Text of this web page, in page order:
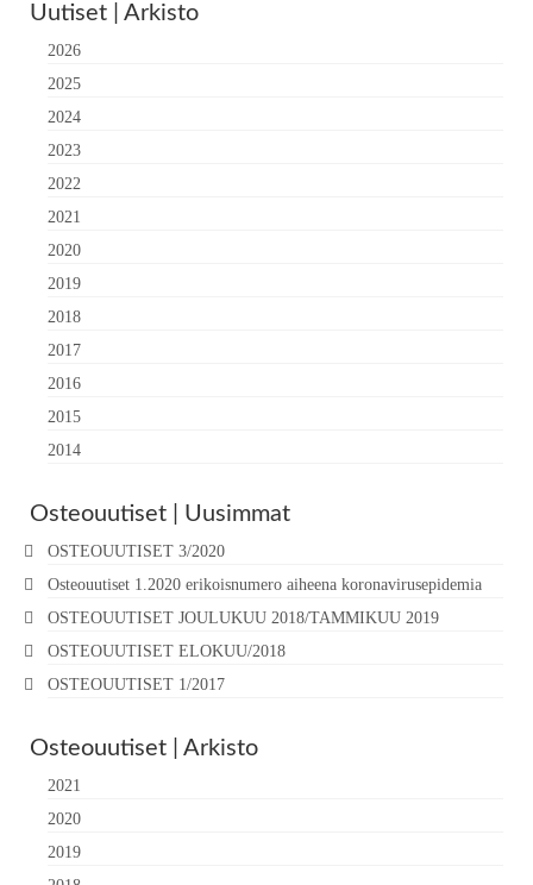
Uutiset | Arkisto
2026
2025
2024
2023
2022
2021
2020
2019
2018
2017
2016
2015
2014
Osteouutiset | Uusimmat
OSTEOUUTISET 3/2020
Osteouutiset 1.2020 erikoisnumero aiheena koronavirusepidemia
OSTEOUUTISET JOULUKUU 2018/TAMMIKUU 2019
OSTEOUUTISET ELOKUU/2018
OSTEOUUTISET 1/2017
Osteouutiset | Arkisto
2021
2020
2019